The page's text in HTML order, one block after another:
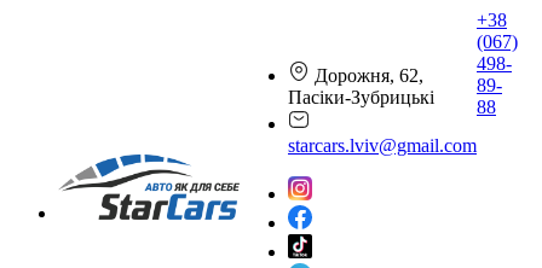
Дорожня, 62,
Пасіки-Зубрицькі
starcars.lviv@gmail.com
+38
(067)
498-
89-
88